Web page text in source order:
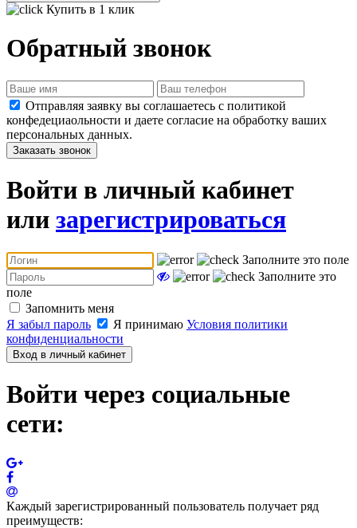
Купить в 1 клик
Обратный звонок
Отправляя заявку вы соглашаетесь с политикой
конфедециаольности и даете согласие на обработку ваших
персональных данных.
Заказать звонок
Войти в личный кабинет
или зарегистрироваться
Заполните это поле
Заполните это
поле
Запомнить меня
Я забыл пароль
Я принимаю Условия политики
конфиденциальности
Вход в личный кабинет
Войти через социальные
сети:
Каждый зарегистрированный пользователь получает ряд
преимуществ: